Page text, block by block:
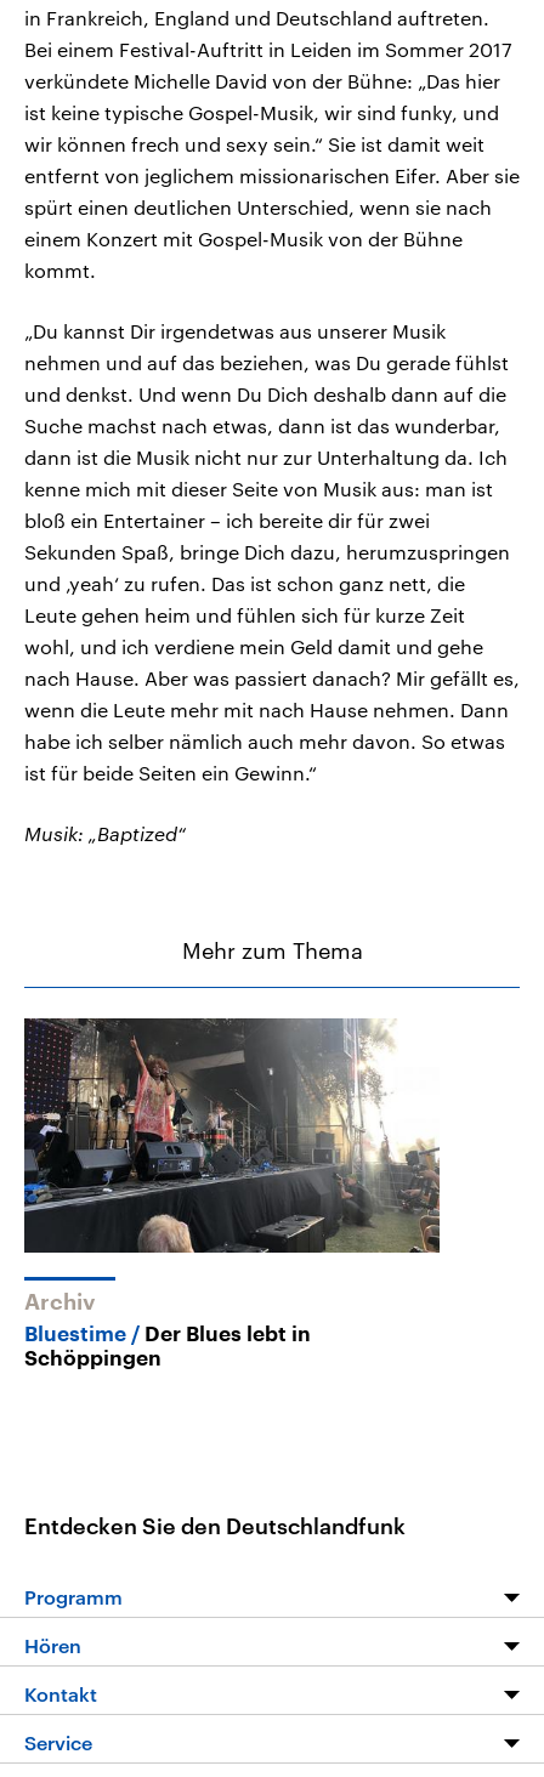
in Frankreich, England und Deutschland auftreten.
Bei einem Festival-Auftritt in Leiden im Sommer 2017
verkündete Michelle David von der Bühne: „Das hier
ist keine typische Gospel-Musik, wir sind funky, und
wir können frech und sexy sein.“ Sie ist damit weit
entfernt von jeglichem missionarischen Eifer. Aber sie
spürt einen deutlichen Unterschied, wenn sie nach
einem Konzert mit Gospel-Musik von der Bühne
kommt.
„Du kannst Dir irgendetwas aus unserer Musik
nehmen und auf das beziehen, was Du gerade fühlst
und denkst. Und wenn Du Dich deshalb dann auf die
Suche machst nach etwas, dann ist das wunderbar,
dann ist die Musik nicht nur zur Unterhaltung da. Ich
kenne mich mit dieser Seite von Musik aus: man ist
bloß ein Entertainer – ich bereite dir für zwei
Sekunden Spaß, bringe Dich dazu, herumzuspringen
und ‚yeah‘ zu rufen. Das ist schon ganz nett, die
Leute gehen heim und fühlen sich für kurze Zeit
wohl, und ich verdiene mein Geld damit und gehe
nach Hause. Aber was passiert danach? Mir gefällt es,
wenn die Leute mehr mit nach Hause nehmen. Dann
habe ich selber nämlich auch mehr davon. So etwas
ist für beide Seiten ein Gewinn.“
Musik: „Baptized“
Mehr zum Thema
Archiv
Bluestime
Der Blues lebt in
Schöppingen
Entdecken Sie den Deutschlandfunk
Programm
Programm
Die Nachrichten
Nachrichtenleicht
Hören
Livestream
Podcasts
Kontakt
Hörerservice
Service